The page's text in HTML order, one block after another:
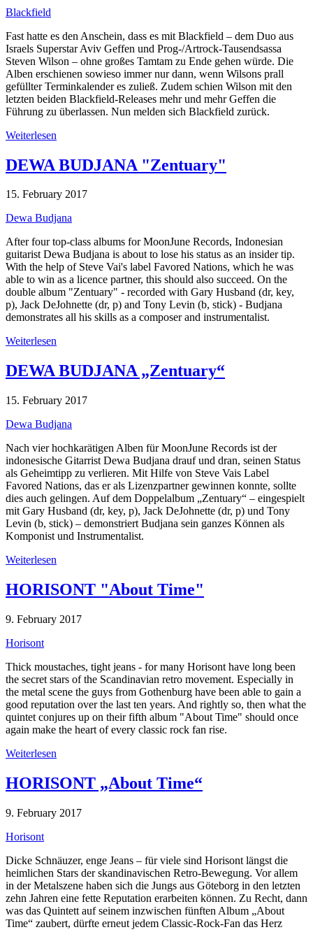
Blackfield
Fast hatte es den Anschein, dass es mit Blackfield – dem Duo aus
Israels Superstar Aviv Geffen und Prog-/Artrock-Tausendsassa
Steven Wilson – ohne großes Tamtam zu Ende gehen würde. Die
Alben erschienen sowieso immer nur dann, wenn Wilsons prall
gefüllter Terminkalender es zuließ. Zudem schien Wilson mit den
letzten beiden Blackfield-Releases mehr und mehr Geffen die
Führung zu überlassen. Nun melden sich Blackfield zurück.
Weiterlesen
DEWA BUDJANA "Zentuary"
15. February 2017
Dewa Budjana
After four top-class albums for MoonJune Records, Indonesian
guitarist Dewa Budjana is about to lose his status as an insider tip.
With the help of Steve Vai's label Favored Nations, which he was
able to win as a licence partner, this should also succeed. On the
double album "Zentuary" - recorded with Gary Husband (dr, key,
p), Jack DeJohnette (dr, p) and Tony Levin (b, stick) - Budjana
demonstrates all his skills as a composer and instrumentalist.
Weiterlesen
DEWA BUDJANA „Zentuary“
15. February 2017
Dewa Budjana
Nach vier hochkarätigen Alben für MoonJune Records ist der
indonesische Gitarrist Dewa Budjana drauf und dran, seinen Status
als Geheimtipp zu verlieren. Mit Hilfe von Steve Vais Label
Favored Nations, das er als Lizenzpartner gewinnen konnte, sollte
dies auch gelingen. Auf dem Doppelalbum „Zentuary“ – eingespielt
mit Gary Husband (dr, key, p), Jack DeJohnette (dr, p) und Tony
Levin (b, stick) – demonstriert Budjana sein ganzes Können als
Komponist und Instrumentalist.
Weiterlesen
HORISONT "About Time"
9. February 2017
Horisont
Thick moustaches, tight jeans - for many Horisont have long been
the secret stars of the Scandinavian retro movement. Especially in
the metal scene the guys from Gothenburg have been able to gain a
good reputation over the last ten years. And rightly so, then what the
quintet conjures up on their fifth album "About Time" should once
again make the heart of every classic rock fan rise.
Weiterlesen
HORISONT „About Time“
9. February 2017
Horisont
Dicke Schnäuzer, enge Jeans – für viele sind Horisont längst die
heimlichen Stars der skandinavischen Retro-Bewegung. Vor allem
in der Metalszene haben sich die Jungs aus Göteborg in den letzten
zehn Jahren eine fette Reputation erarbeiten können. Zu Recht, dann
was das Quintett auf seinem inzwischen fünften Album „About
Time“ zaubert, dürfte erneut jedem Classic-Rock-Fan das Herz